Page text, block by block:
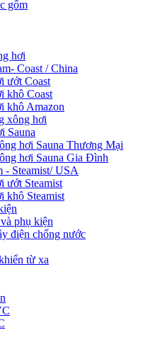
gốm
hơi
Coast / China
ướt Coast
khô Coast
khô Amazon
xông hơi
Sauna
hơi Sauna Thương Mại
hơi Sauna Gia Đình
- Steamist/ USA
ướt Steamist
khô Steamist
phụ kiện
điện chống nước
từ xa